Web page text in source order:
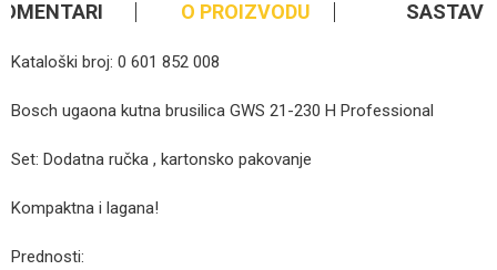
O PROIZVODU SASTAV
Kataloški broj: 0 601 852 008
Bosch ugaona kutna brusilica GWS 21-230 H Professional
Set: Dodatna ručka , kartonsko pakovanje
Kompaktna i lagana!
Prednosti: